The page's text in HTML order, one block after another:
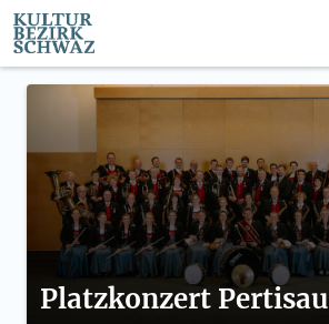
Platzkonzert Pertisau